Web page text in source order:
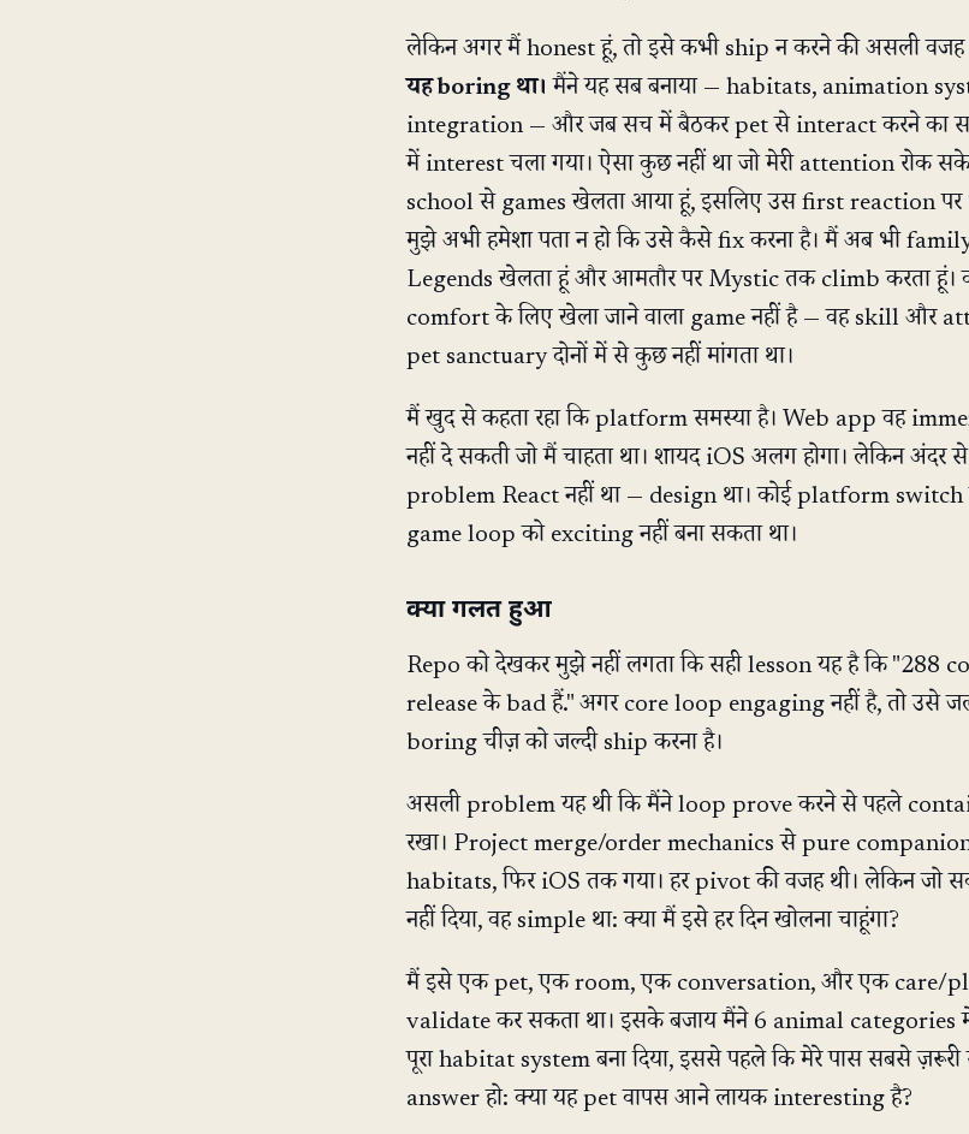
लेकिन अगर मैं honest हूं, तो इसे कभी ship न करने की असली वजह
यह boring था। मैंने यह सब बनाया — habitats, animation
integration — और जब सच में बैठकर pet से interact करने का
में interest चला गया। ऐसा कुछ नहीं था जो मेरी attention रोक
school से games खेलता आया हूं, इसलिए उस first reaction पर
मुझे अभी हमेशा पता न हो कि उसे कैसे fix करना है। मैं अब भी
Legends खेलता हूं और आमतौर पर Mystic तक climb करता हूं।
comfort के लिए खेला जाने वाला game नहीं है — वह skill और
pet sanctuary दोनों में से कुछ नहीं मांगता था।
मैं खुद से कहता रहा कि platform समस्या है। Web app वह
नहीं दे सकती जो मैं चाहता था। शायद iOS अलग होगा। लेकिन अंदर
problem React नहीं था — design था। कोई platform
game loop को exciting नहीं बना सकता था।
क्या गलत हुआ
Repo को देखकर मुझे नहीं लगता कि सही lesson यह है कि "288
release के bad हैं." अगर core loop engaging नहीं है, तो उसे
boring चीज़ को जल्दी ship करना है।
असली problem यह थी कि मैंने loop prove करने से पहले
रखा। Project merge/order mechanics से pure
habitats, फिर iOS तक गया। हर pivot की वजह थी। लेकिन जो
नहीं दिया, वह simple था: क्या मैं इसे हर दिन खोलना चाहूंगा?
मैं इसे एक pet, एक room, एक conversation, और एक care/
validate कर सकता था। इसके बजाय मैंने 6 animal
पूरा habitat system बना दिया, इससे पहले कि मेरे पास सबसे
answer हो: क्या यह pet वापस आने लायक interesting है?